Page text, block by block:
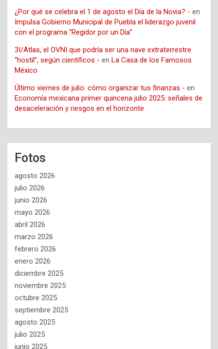
¿Por qué se celebra el 1 de agosto el Día de la Novia? - en
Impulsa Gobierno Municipal de Puebla el liderazgo juvenil
con el programa “Regidor por un Día”
3I/Atlas, el OVNI que podría ser una nave extraterrestre
“hostil”, según científicos - en La Casa de los Famosos
México
Último viernes de julio: cómo organizar tus finanzas - en
Economía mexicana primer quincena julio 2025: señales de
desaceleración y riesgos en el horizonte
Fotos
agosto 2026
julio 2026
junio 2026
mayo 2026
abril 2026
marzo 2026
febrero 2026
enero 2026
diciembre 2025
noviembre 2025
octubre 2025
septiembre 2025
agosto 2025
julio 2025
junio 2025